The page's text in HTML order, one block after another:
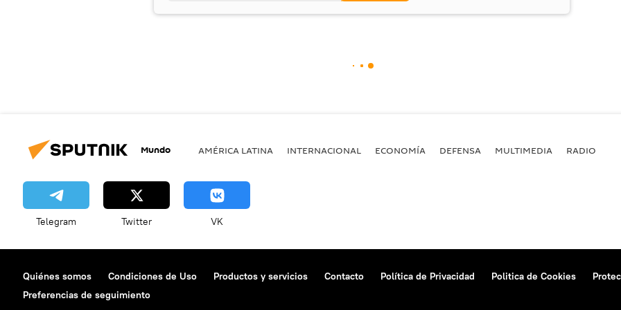
Mundo AMÉRICA LATINA INTERNACIONAL ECONOMÍA DEFENSA MULTIMEDIA RADIO
Telegram Twitter VK
Quiénes somos Condiciones de Uso Productos y servicios Contacto Política de Privacidad Politica de Cookies
Preferencias de seguimiento